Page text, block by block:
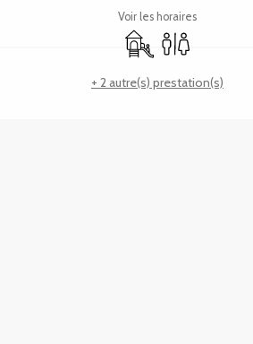
Voir les horaires
Jeux pour enfants /
Toilettes
+ 2 autre(s) prestation(s)